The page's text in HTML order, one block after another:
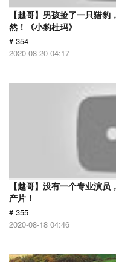
【越哥】男孩捡了一只猎
然！《小豹杜玛》
# 354
2020-08-20 04:17
【越哥】没有一个专业演
产片！
# 355
2020-08-18 04:46